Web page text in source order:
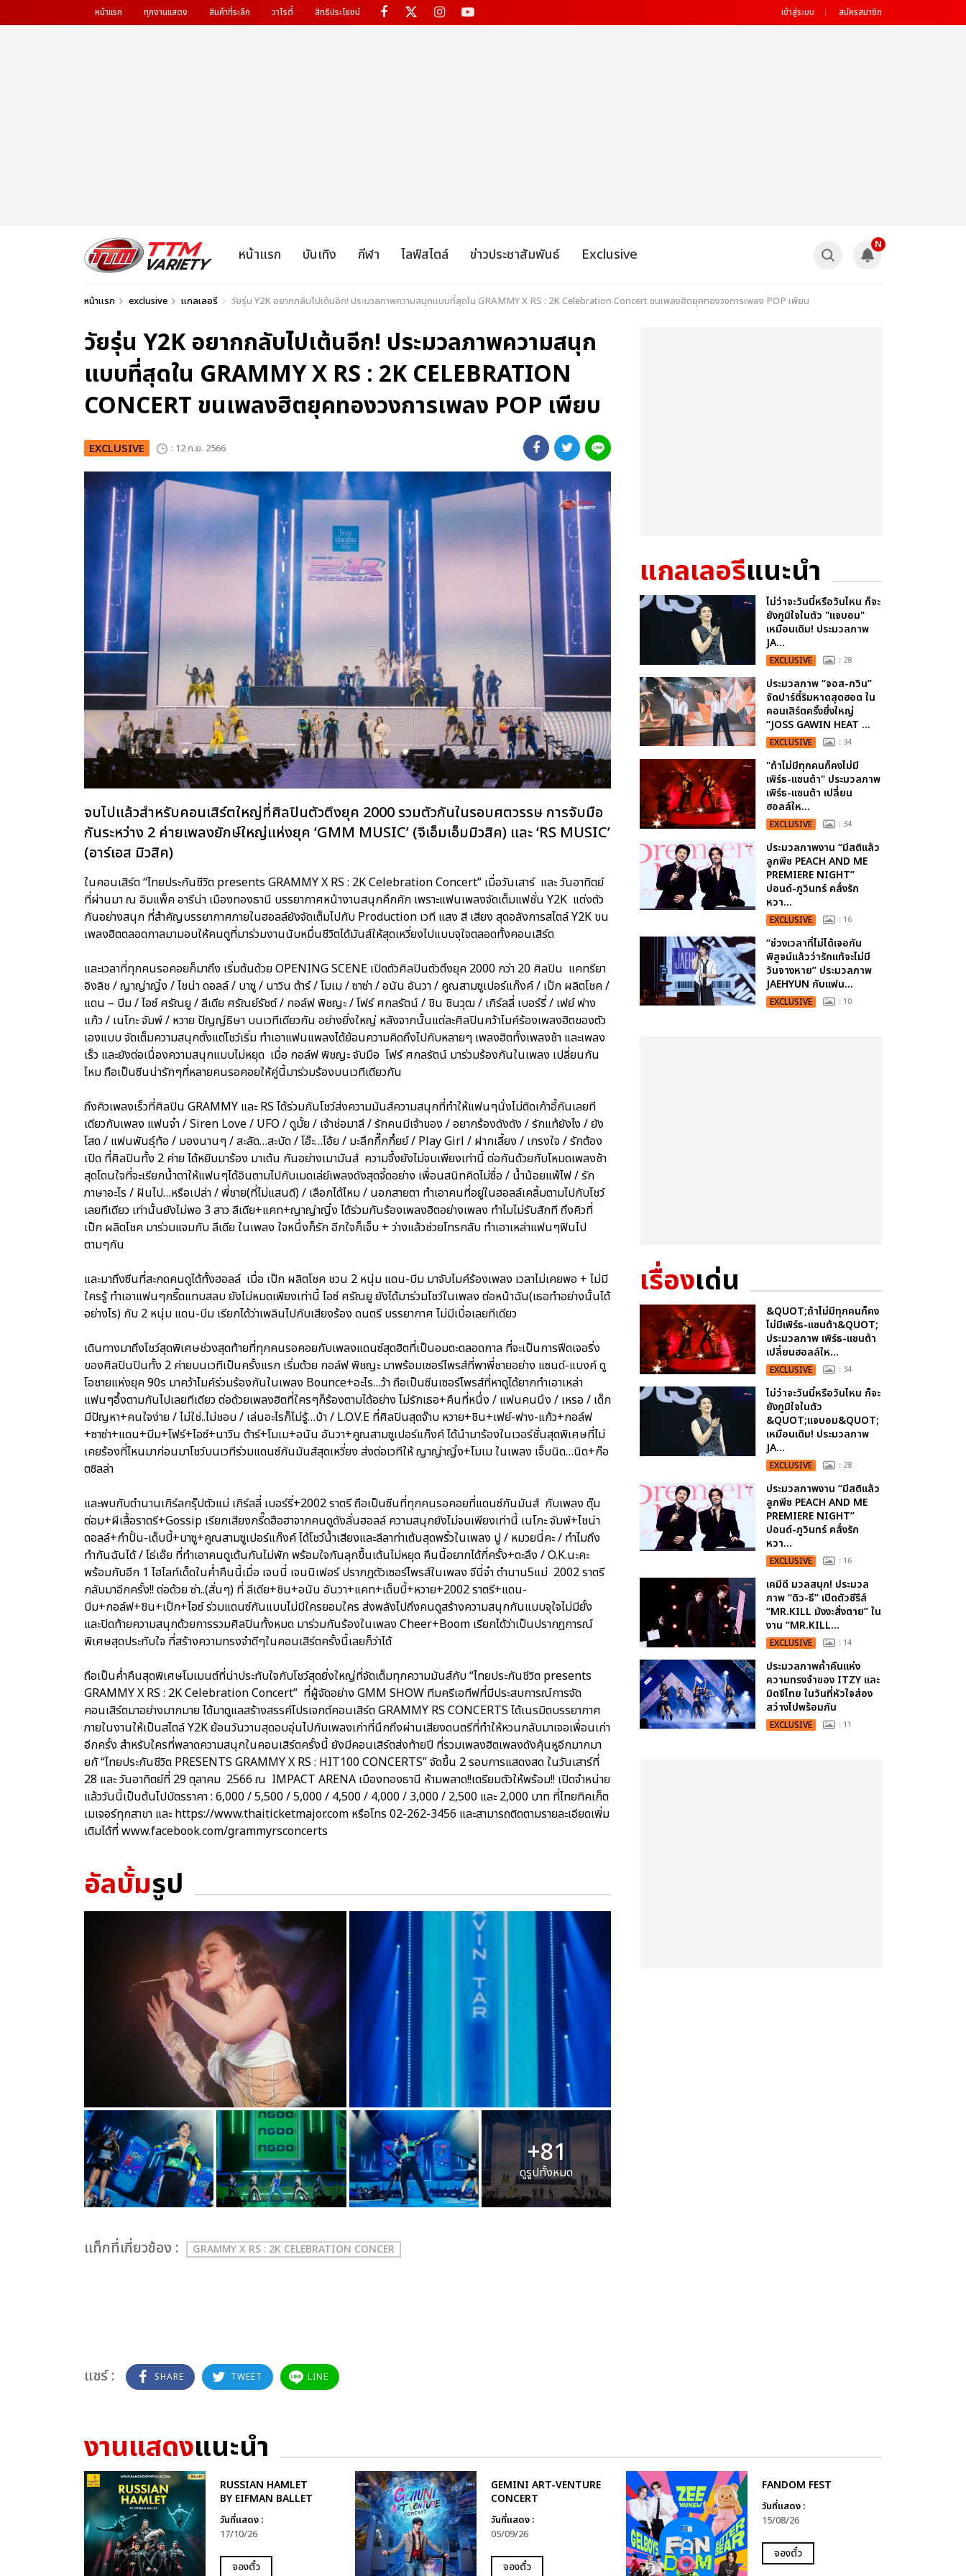
หน้าแรก ทุกงานแสดง สินค้าที่ระลึก วาไรตี้ สิทธิประโยชน์ เข้าสู่ระบบ สมัครสมาชิก
หน้าแรก บันเทิง กีฬา ไลฟ์สไตล์ ข่าวประชาสัมพันธ์ Exclusive
N
หน้าแรก exclusive แกลเลอรี วัยรุ่น Y2K อยากกลับไปเต้นอีก! ประมวลภาพความสนุกแบบที่สุดใน GRAMMY X RS : 2K Celebration Concert ขนเพลงฮิตยุคทองวงการเพลง POP เพียบ
วัยรุ่น Y2K อยากกลับไปเต้นอีก! ประมวลภาพความสนุก
แบบที่สุดใน GRAMMY X RS : 2K CELEBRATION
CONCERT ขนเพลงฮิตยุคทองวงการเพลง POP เพียบ
EXCLUSIVE : 12 ก.ย. 2566
จบไปแล้วสำหรับคอนเสิร์ตใหญ่ที่ศิลปินตัวตึงยุค 2000 รวมตัวกันในรอบศตวรรษ การจับมือ
กันระหว่าง 2 ค่ายเพลงยักษ์ใหญ่แห่งยุค ‘GMM MUSIC’ (จีเอ็มเอ็มมิวสิค) และ ‘RS MUSIC’
(อาร์เอส มิวสิค)
ในคอนเสิร์ต “ไทยประกันชีวิต presents GRAMMY X RS : 2K Celebration Concert” เมื่อวันเสาร์ และ วันอาทิตย์
ที่ผ่านมา ณ อิมแพ็ค อารีน่า เมืองทองธานี บรรยากาศหน้างานสนุกคึกคัก เพราะแฟนเพลงจัดเต็มแฟชั่น Y2K แต่งตัว
กันอย่างสนุก ที่สำคัญบรรยากาศภายในฮอลล์ยังจัดเต็มไปกับ Production เวที แสง สี เสียง สุดอลังการสไตล์ Y2K ขน
เพลงฮิตตลอดกาลมามอบให้คนดูที่มาร่วมงานนับหมื่นชีวิตได้มันส์ให้สุดเหวี่ยงไปแบบจุใจตลอดทั้งคอนเสิร์ต
และเวลาที่ทุกคนรอคอยก็มาถึง เริ่มต้นด้วย OPENING SCENE เปิดตัวศิลปินตัวตึงยุค 2000 กว่า 20 ศิลปิน แคทรียา
อิงลิช / ญาญ่าญิ๋ง / ไชน่า ดอลล์ / บาซู / นาวิน ต้าร์ / โมเม / ซาซ่า / อนัน อันวา / คูณสามซูเปอร์แก๊งค์ / เป๊ก ผลิตโชค /
แดน – บีม / ไอซ์ ศรัณยู / ลีเดีย ศรัณย์รัชต์ / กอล์ฟ พิชญะ / โฟร์ ศกลรัตน์ / ชิน ชินวุฒ / เกิร์ลลี่ เบอร์รี่ / เฟย์ ฟาง
แก้ว / เนโกะ จัมพ์ / หวาย ปัญญ์ธิษา บนเวทีเดียวกัน อย่างยิ่งใหญ่ หลังจากนั้นแต่ละศิลปินคว้าไมค์ร้องเพลงฮิตของตัว
เองแบบ จัดเต็มความสนุกตั้งแต่โชว์เริ่ม ทำเอาแฟนแพลงได้ย้อนความคิดถึงไปกับหลายๆ เพลงฮิตทั้งเพลงช้า และเพลง
เร็ว และยังต่อเนื่องความสนุกแบบไม่หยุด เมื่อ กอล์ฟ พิชญะ จับมือ โฟร์ ศกลรัตน์ มาร่วมร้องกันในเพลง เปลี่ยนกัน
ไหม ถือเป็นซีนน่ารักๆที่หลายคนรอคอยให้คู่นี้มาร่วมร้องบนเวทีเดียวกัน
ถึงคิวเพลงเร็วที่ศิลปิน GRAMMY และ RS ได้ร่วมกันโชว์ส่งความมันส์ความสนุกที่ทำให้แฟนๆนั่งไม่ติดเก้าอี้กันเลยที
เดียวกับเพลง แฟนจ๋า / Siren Love / UFO / ดูมั้ย / เจ้าช่อมาลี / รักคนมีเจ้าของ / อยากร้องดังดัง / รักแท้ยังไง / ยัง
โสด / แฟนพันธุ์ท้อ / มองนานๆ / สะลัด…สะบัด / โอ๊ะ…โอ้ย / มะลึกกึ๊กกึ๋ยย์ / Play Girl / ฝากเลี้ยง / เกรงใจ / รักต้อง
เปิด ที่ศิลปินทั้ง 2 ค่าย ได้หยิบมาร้อง มาเต้น กันอย่างเมามันส์ ความจึ้งยังไม่จบเพียงเท่านี้ ต่อกันด้วยกับโหมดเพลงช้า
สุดโดนใจที่จะเรียกน้ำตาให้แฟนๆได้อินตามไปกับเมดเล่ย์เพลงดังสุดจี้ดอย่าง เพื่อนสนิทคิดไม่ซื่อ / น้ำน้อยแพ้ไฟ / รัก
ภาษาอะไร / ฝันไป…หรือเปล่า / พี่ชาย(ที่ไม่แสนดี) / เลือกได้ไหม / นอกสายตา ทำเอาคนที่อยู่ในฮอลล์เคลิ้มตามไปกับโชว์
เลยทีเดียว เท่านั้นยังไม่พอ 3 สาว ลีเดีย+แคท+ญาญ่าญิ๋ง ได้ร่วมกันร้องเพลงฮิตอย่างเพลง ทำไมไม่รับสักที ถึงคิวที่
เป๊ก ผลิตโชค มาร่วมแจมกับ ลีเดีย ในเพลง ใจหนึ่งก็รัก อีกใจก็เจ็บ + ว่างแล้วช่วยโทรกลับ ทำเอาเหล่าแฟนๆฟินไป
ตามๆกัน
และมาถึงซีนที่สะกดคนดูได้ทั้งฮอลล์ เมื่อ เป๊ก ผลิตโชค ชวน 2 หนุ่ม แดน-บีม มาจับไมค์ร้องเพลง เวลาไม่เคยพอ + ไม่มี
ใครรู้ ทำเอาแฟนๆกรี๊ดแทบสลบ ยังไม่หมดเพียงเท่านี้ ไอซ์ ศรัณยู ยังได้มาร่วมโชว์ในเพลง ต่อหน้าฉัน(เธอทำอย่างนั้นได้
อย่างไร) กับ 2 หนุ่ม แดน-บีม เรียกได้ว่าเพลินไปกับเสียงร้อง ดนตรี บรรยากาศ ไม่มีเบื่อเลยทีเดียว
เดินทางมาถึงโชว์สุดพิเศษช่วงสุดท้ายที่ทุกคนรอคอยกับเพลงแดนซ์สุดฮิตที่เป็นอมตะตลอดกาล ที่จะเป็นการฟีดเจอริ่ง
ของศิลปินปินทั้ง 2 ค่ายบนเวทีเป็นครั้งแรก เริ่มด้วย กอล์ฟ พิชญะ มาพร้อมเซอร์ไพรส์ที่พาพี่ชายอย่าง แซนด์-แบงค์ ดู
โอชายแห่งยุค 90s มาคว้าไมค์ร่วมร้องกันในเพลง Bounce+อะไร…ว้า ถือเป็นซีนเซอร์ไพรส์ที่หาดูได้ยากทำเอาเหล่า
แฟนๆอึ้งตามกันไปเลยทีเดียว ต่อด้วยเพลงฮิตที่ใครๆก็ร้องตามได้อย่าง ไม่รักเธอ+คืนที่หนึ่ง / แฟนคนนึง / เหรอ / เด็ก
มีปัญหา+คนใจง่าย / ไม่ใช่..ไม่ชอบ / เล่นอะไรก็ไม่รู้…บ้า / L.O.V.E ที่ศิลปินสุดจ๊าบ หวาย+ชิน+เฟย์-ฟาง-แก้ว+กอล์ฟ
+ซาซ่า+แดน+บีม+โฟร์+ไอซ์+นาวิน ต้าร์+โมเม+อนัน อันวา+คูณสามซูเปอร์แก๊งค์ ได้นำมาร้องในเวอร์ชั่นสุดพิเศษที่ไม่
เคยร้องที่ไหนมาก่อนมาโชว์บนเวทีร่วมแดนซ์กันมันส์สุดเหวี่ยง ส่งต่อเวทีให้ ญาญ่าญิ๋ง+โมเม ในเพลง เจ็บนิด…นิด+ก๊อ
ตซิลล่า
และพบกับตำนานเกิร์ลกรุ๊ปตัวแม่ เกิร์ลลี่ เบอร์รี่+2002 ราตรี ถือเป็นซีนที่ทุกคนรอคอยที่แดนซ์กันมันส์ กับเพลง ตุ๊ม
ต่อม+ผีเสื้อราตรี+Gossip เรียกเสียงกรี๊ดฮือฮาจากคนดูดังลั่นฮอลล์ ความสนุกยังไม่จบเพียงเท่านี้ เนโกะ จัมพ์+ไชน่า
ดอลล์+กำปั้น-เด็บบี้+บาซู+คูณสามซูเปอร์แก๊งค์ ได้โชว์น้ำเสียงและลีลาท่าเต้นสุดพริ้วในเพลง ปู / หมวยนี่คะ / ทำไมถึง
ทำกันฉันได้ / โธ่เอ๊ย ที่ทำเอาคนดูเต้นกันไม่พัก พร้อมใจกันลุกขึ้นเต้นไม่หยุด คืนนี้อยากได้กี่ครั้ง+ตะลึง / O.K.นะคะ
พร้อมกับอีก 1 ไฮไลท์เด็ดในค่ำคืนนี้เมื่อ เจนนี่ เจนนิเฟอร์ ปรากฏตัวเซอร์ไพรส์ในเพลง จีนี่จ๋า ตำนาน5แม่ 2002 ราตรี
กลับมาอีกครั้ง!! ต่อด้วย ซ่า..(สั่นๆ) ที่ ลีเดีย+ชิน+อนัน อันวา+แคท+เด็บบี้+หวาย+2002 ราตรี+แดน-
บีม+กอล์ฟ+ชิน+เป๊ก+ไอซ์ ร่วมแดนซ์กันแบบไม่มีใครยอมใคร ส่งพลังไปถึงคนดูสร้างความสนุกกันแบบจุใจไม่มียั้ง
และปิดท้ายความสนุกด้วยการรวมศิลปินทั้งหมด มาร่วมกันร้องในเพลง Cheer+Boom เรียกได้ว่าเป็นปรากฎการณ์
พิเศษสุดประทับใจ ที่สร้างความทรงจำดีๆในคอนเสิร์ตครั้งนี้เลยก็ว่าได้
ถือเป็นค่ำคืนสุดพิเศษโมเมนต์ที่น่าประทับใจกับโชว์สุดยิ่งใหญ่ที่จัดเต็มทุกความมันส์กับ “ไทยประกันชีวิต presents
GRAMMY X RS : 2K Celebration Concert” ที่ผู้จัดอย่าง GMM SHOW ทีมครีเอทีฟที่มีประสบการณ์การจัด
คอนเสิร์ตมาอย่างมากมาย ได้มาดูแลสร้างสรรค์โปรเจกต์คอนเสิร์ต GRAMMY RS CONCERTS ได้เนรมิตบรรยากาศ
ภายในงานให้เป็นสไตล์ Y2K ย้อนวันวานสุดอบอุ่นไปกับเพลงเก่าที่นึกถึงผ่านเสียงดนตรีที่ทำให้หวนกลับมาเจอเพื่อนเก่า
อีกครั้ง สำหรับใครที่พลาดความสนุกในคอนเสิร์ตครั้งนี้ ยังมีคอนเสิร์ตส่งท้ายปี ที่รวมเพลงฮิตเพลงดังคุ้นหูอีกมากมา
ยกั “ไทยประกันชีวิต PRESENTS GRAMMY X RS : HIT100 CONCERTS” จัดขึ้น 2 รอบการแสดงสด ในวันเสาร์ที่
28 และ วันอาทิตย์ที่ 29 ตุลาคม 2566 ณ IMPACT ARENA เมืองทองธานี ห้ามพลาด!!เตรียมตัวให้พร้อม!! เปิดจำหน่าย
แล้ววันนี้เป็นต้นไปบัตรราคา : 6,000 / 5,500 / 5,000 / 4,500 / 4,000 / 3,000 / 2,500 และ 2,000 บาท ที่ไทยทิคเก็ต
เมเจอร์ทุกสาขา และ https://www.thaiticketmajor.com หรือโทร 02-262-3456 และสามารถติดตามรายละเอียดเพิ่ม
เติมได้ที่ www.facebook.com/grammyrsconcerts
อัลบั้มรูป
+81
ดูรูปทั้งหมด
เเท็กที่เกี่ยวข้อง : GRAMMY X RS : 2K CELEBRATION CONCER
แชร์ : SHARE TWEET LINE
แกลเลอรีแนะนำ
ไม่ว่าจะวันนี้หรือวันไหน ก็จะ
ยังภูมิใจในตัว "แจบอม"
เหมือนเดิม! ประมวลภาพ
JA...
EXCLUSIVE : 28
ประมวลภาพ “จอส-กวิน”
จัดปาร์ตี้ริมหาดสุดฮอต ใน
คอนเสิร์ตครั้งยิ่งใหญ่
“JOSS GAWIN HEAT ...
EXCLUSIVE : 34
"ถ้าไม่มีทุกคนก็คงไม่มี
เพิร์ธ-แซนต้า" ประมวลภาพ
เพิร์ธ-แซนต้า เปลี่ยน
ฮอลล์ให...
EXCLUSIVE : 34
ประมวลภาพงาน “มีสติแล้ว
ลูกพีช PEACH AND ME
PREMIERE NIGHT”
ปอนด์-ภูวินทร์ คลั่งรัก
หวา...
EXCLUSIVE : 16
“ช่วงเวลาที่ไม่ได้เจอกัน
พิสูจน์แล้วว่ารักแท้จะไม่มี
วันจางหาย” ประมวลภาพ
JAEHYUN กับแฟน...
EXCLUSIVE : 10
เรื่องเด่น
&QUOT;ถ้าไม่มีทุกคนก็คง
ไม่มีเพิร์ธ-แซนต้า&QUOT;
ประมวลภาพ เพิร์ธ-แซนต้า
เปลี่ยนฮอลล์ให...
EXCLUSIVE : 34
ไม่ว่าจะวันนี้หรือวันไหน ก็จะ
ยังภูมิใจในตัว
&QUOT;แจบอม&QUOT;
เหมือนเดิม! ประมวลภาพ
JA...
EXCLUSIVE : 28
ประมวลภาพงาน “มีสติแล้ว
ลูกพีช PEACH AND ME
PREMIERE NIGHT”
ปอนด์-ภูวินทร์ คลั่งรัก
หวา...
EXCLUSIVE : 16
เคมีดี มวลสนุก! ประมวล
ภาพ “ดิว-ธี” เปิดตัวซีรีส์
“MR.KILL มังงะสั่งตาย” ใน
งาน “MR.KILL...
EXCLUSIVE : 14
ประมวลภาพค่ำคืนแห่ง
ความทรงจำของ ITZY และ
มิดจีไทย ในวันที่หัวใจส่อง
สว่างไปพร้อมกัน
EXCLUSIVE : 11
งานแสดงแนะนำ
RUSSIAN HAMLET
BY EIFMAN BALLET
วันที่แสดง :
17/10/26
จองตั๋ว
GEMINI ART-VENTURE
CONCERT
วันที่แสดง :
05/09/26
จองตั๋ว
FANDOM FEST
วันที่แสดง :
15/08/26
จองตั๋ว